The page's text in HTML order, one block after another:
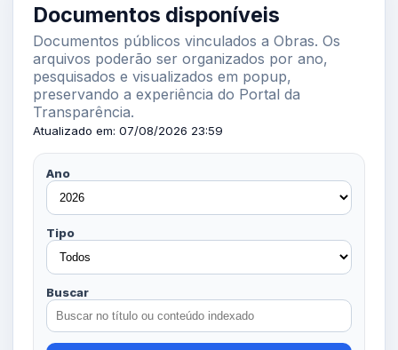
Documentos disponíveis
Documentos públicos vinculados a Obras. Os
arquivos poderão ser organizados por ano,
pesquisados e visualizados em popup,
preservando a experiência do Portal da
Transparência.
Atualizado em: 07/08/2026 23:59
Ano
Tipo
Buscar